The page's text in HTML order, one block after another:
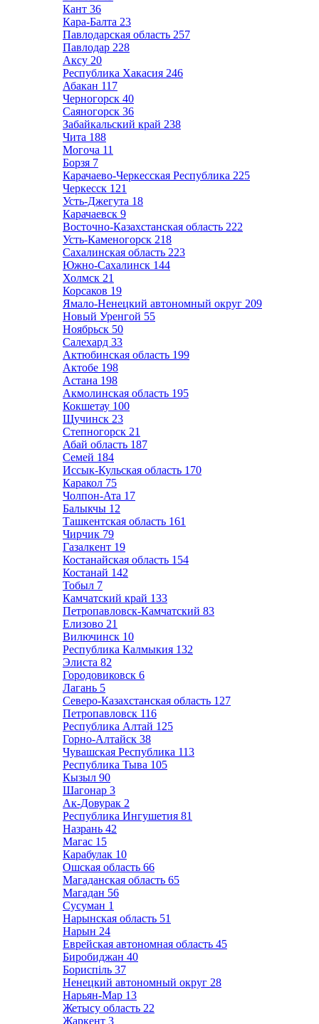
Кант 36
Кара-Балта 23
Павлодарская область 257
Павлодар 228
Аксу 20
Республика Хакасия 246
Абакан 117
Черногорск 40
Саяногорск 36
Забайкальский край 238
Чита 188
Могоча 11
Борзя 7
Карачаево-Черкесская Республика 225
Черкесск 121
Усть-Джегута 18
Карачаевск 9
Восточно-Казахстанская область 222
Усть-Каменогорск 218
Сахалинская область 223
Южно-Сахалинск 144
Холмск 21
Корсаков 19
Ямало-Ненецкий автономный округ 209
Новый Уренгой 55
Ноябрьск 50
Салехард 33
Актюбинская область 199
Актобе 198
Астана 198
Акмолинская область 195
Кокшетау 100
Щучинск 23
Степногорск 21
Абай область 187
Семей 184
Иссык-Кульская область 170
Каракол 75
Чолпон-Ата 17
Балыкчы 12
Ташкентская область 161
Чирчик 79
Газалкент 19
Костанайская область 154
Костанай 142
Тобыл 7
Камчатский край 133
Петропавловск-Камчатский 83
Елизово 21
Вилючинск 10
Республика Калмыкия 132
Элиста 82
Городовиковск 6
Лагань 5
Северо-Казахстанская область 127
Петропавловск 116
Республика Алтай 125
Горно-Алтайск 38
Чувашская Республика 113
Республика Тыва 105
Кызыл 90
Шагонар 3
Ак-Довурак 2
Республика Ингушетия 81
Назрань 42
Магас 15
Карабулак 10
Ошская область 66
Магаданская область 65
Магадан 56
Сусуман 1
Нарынская область 51
Нарын 24
Еврейская автономная область 45
Биробиджан 40
Бориспіль 37
Ненецкий автономный округ 28
Нарьян-Мар 13
Жетысу область 22
Жаркент 3